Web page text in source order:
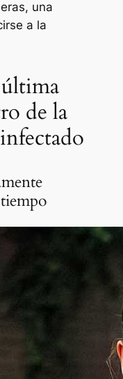
una
a la
de la